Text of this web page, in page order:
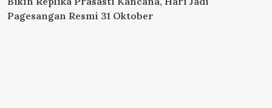
Pagesangan Resmi 31 Oktober